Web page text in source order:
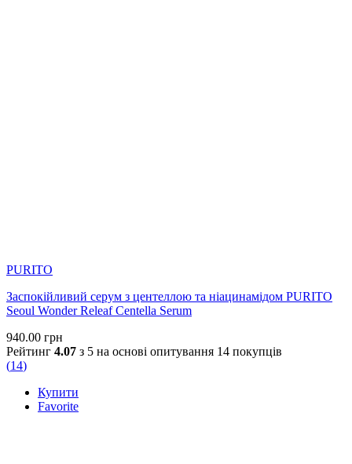
PURITO
Заспокійливий серум з центеллою та ніацинамідом PURITO
Seoul Wonder Releaf Centella Serum
940.00 грн
Рейтинг 4.07 з 5 на основі опитування 14 покупців
(14)
Купити
Favorite